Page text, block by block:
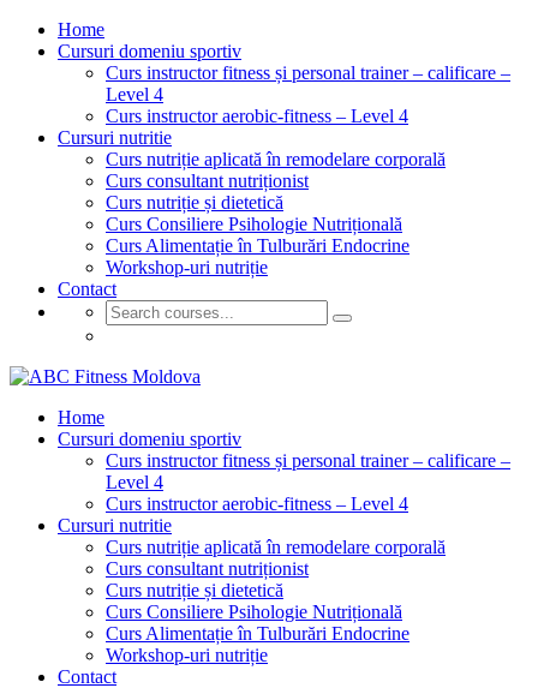
Home
Cursuri domeniu sportiv
Curs instructor fitness și personal trainer – calificare –
Level 4
Curs instructor aerobic-fitness – Level 4
Cursuri nutritie
Curs nutriție aplicată în remodelare corporală
Curs consultant nutriționist
Curs nutriție și dietetică
Curs Consiliere Psihologie Nutrițională
Curs Alimentație în Tulburări Endocrine
Workshop-uri nutriție
Contact
Home
Cursuri domeniu sportiv
Curs instructor fitness și personal trainer – calificare –
Level 4
Curs instructor aerobic-fitness – Level 4
Cursuri nutritie
Curs nutriție aplicată în remodelare corporală
Curs consultant nutriționist
Curs nutriție și dietetică
Curs Consiliere Psihologie Nutrițională
Curs Alimentație în Tulburări Endocrine
Workshop-uri nutriție
Contact